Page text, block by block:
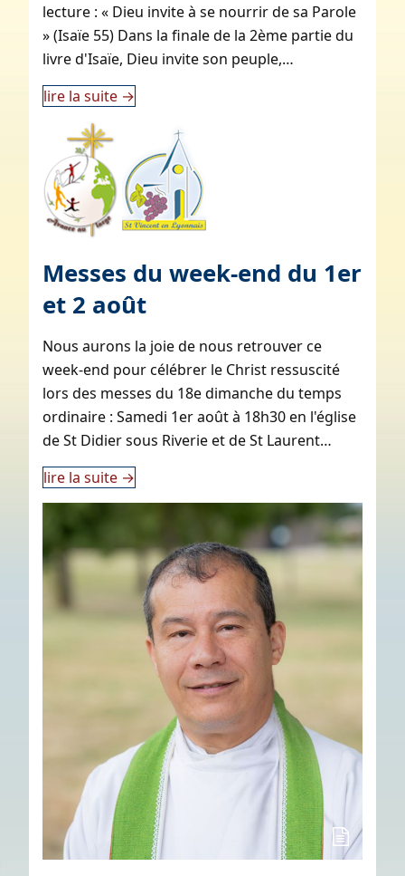
lecture : « Dieu invite à se nourrir de sa Parole
» (Isaïe 55) Dans la finale de la 2ème partie du
livre d'Isaïe, Dieu invite son peuple,…
lire la suite →
Messes du week-end du 1er
et 2 août
Nous aurons la joie de nous retrouver ce
week-end pour célébrer le Christ ressuscité
lors des messes du 18e dimanche du temps
ordinaire : Samedi 1er août à 18h30 en l'église
de St Didier sous Riverie et de St Laurent…
lire la suite →